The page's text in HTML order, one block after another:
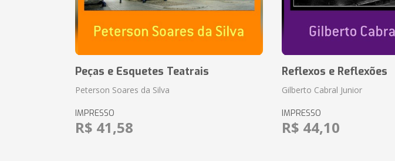
Peças e Esquetes Teatrais
Peterson Soares da Silva
IMPRESSO
R$ 41,58
Reflexos e Reflexões
Gilberto Cabral Junior
IMPRESSO
R$ 44,10